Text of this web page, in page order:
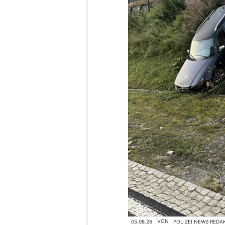
05.08.26 VON POLIZEI.NEWS